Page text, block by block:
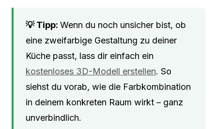
Wenn du noch unsicher bist, ob
eine zweifarbige Gestaltung zu deiner
Küche passt, lass dir einfach ein
kostenloses 3D-Modell erstellen. So
siehst du vorab, wie die Farbkombination
in deinem konkreten Raum wirkt – ganz
unverbindlich.